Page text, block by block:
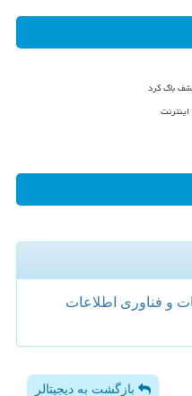
باگ کرد
و فناوری اطلاعات
بازگشت به دیجیتالر